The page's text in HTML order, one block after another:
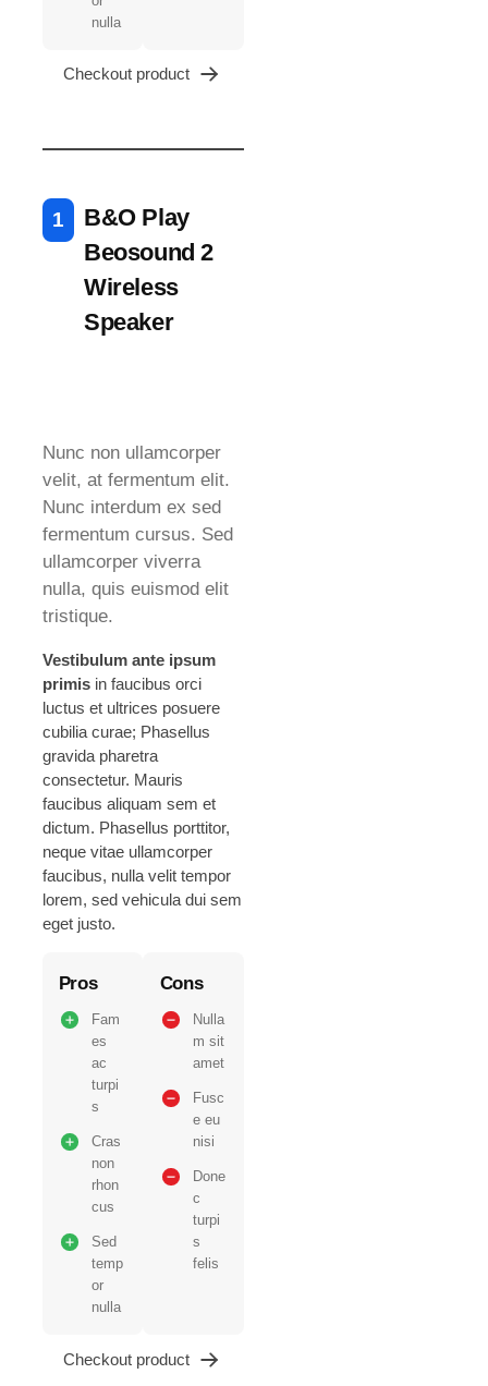
nulla
Checkout product
B&O Play
Beosound 2
Wireless
Speaker
Nunc non ullamcorper
velit, at fermentum elit.
Nunc interdum ex sed
fermentum cursus. Sed
ullamcorper viverra
nulla, quis euismod elit
tristique.
Vestibulum ante ipsum
primisin faucibus orci
luctus et ultrices posuere
cubilia curae; Phasellus
gravida pharetra
consectetur. Mauris
faucibus aliquam sem et
dictum. Phasellus porttitor,
neque vitae ullamcorper
faucibus, nulla velit tempor
lorem, sed vehicula dui sem
eget justo.
Pros
Fam
es
ac
turpi
s
Cras
non
rhon
cus
Sed
temp
or
nulla
Cons
Nulla
m sit
amet
Fusc
e eu
nisi
Done
c
turpi
s
felis
Checkout product